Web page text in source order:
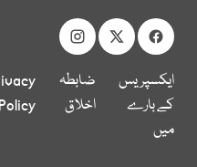
ایکسپریس
کے بارے
میں
ضابطہ
اخلاق
Policy